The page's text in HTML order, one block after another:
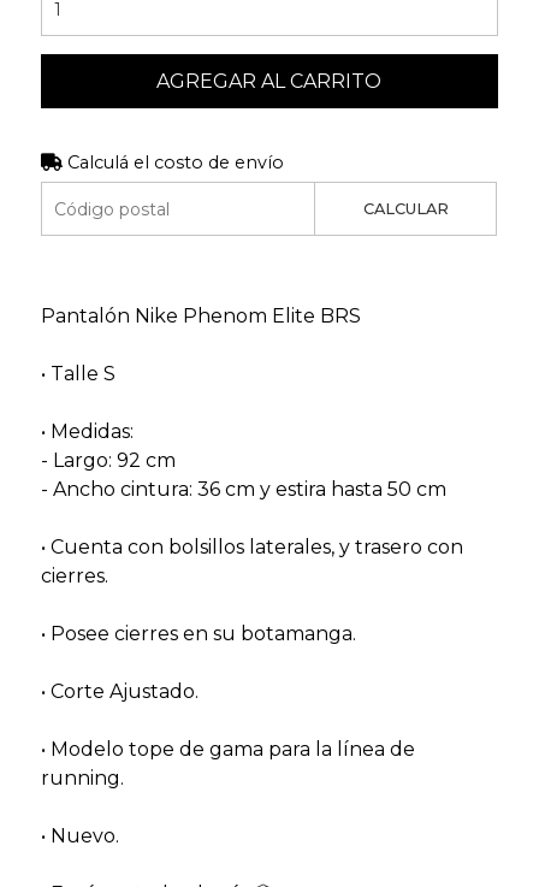
AGREGAR AL CARRITO
Calculá el costo de envío
CALCULAR
Pantalón Nike Phenom Elite BRS
• Talle S
• Medidas:
- Largo: 92 cm
- Ancho cintura: 36 cm y estira hasta 50 cm
• Cuenta con bolsillos laterales, y trasero con
cierres.
• Posee cierres en su botamanga.
• Corte Ajustado.
• Modelo tope de gama para la línea de
running.
• Nuevo.